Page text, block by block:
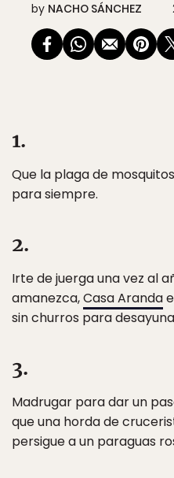
by NACHO SÁNCHEZ
1.
Que la plaga de
para siempre.
2.
Irte de juerga una vez al
amanezca,Casa Aranda
sin churros para
3.
Madrugar para dar un
que una horda de
persigue a un paraguas